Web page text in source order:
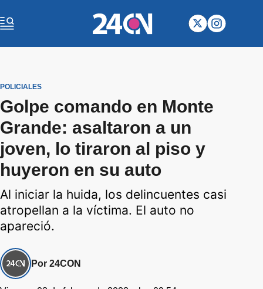
POLICIALES
Golpe comando en Monte
Grande: asaltaron a un
joven, lo tiraron al piso y
huyeron en su auto
Al iniciar la huida, los delincuentes casi
atropellan a la víctima. El auto no
apareció.
Por 24CON